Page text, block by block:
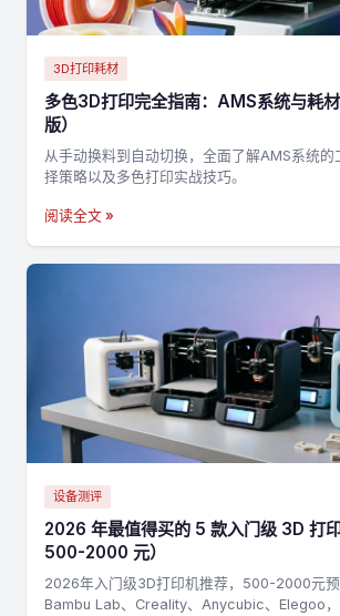
3D打印耗材
多色3D打印完全指南：AMS系统与耗
版）
从手动换料到自动切换，全面了解AMS系统
择策略以及多色打印实战技巧。
阅读全文 »
设备测评
2026 年最值得买的 5 款入门级 3D 打
500-2000 元）
2026年入门级3D打印机推荐，500-2000元
Bambu Lab、Creality、Anycubic、Elegoo，